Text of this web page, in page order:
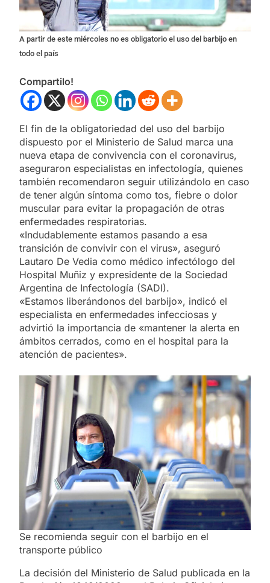
A partir de este miércoles no es obligatorio el uso del barbijo en
todo el país
Compartilo!
El fin de la obligatoriedad del uso del barbijo
dispuesto por el Ministerio de Salud marca una
nueva etapa de convivencia con el coronavirus,
aseguraron especialistas en infectología, quienes
también recomendaron seguir utilizándolo en caso
de tener algún síntoma como tos, fiebre o dolor
muscular para evitar la propagación de otras
enfermedades respiratorias.
«Indudablemente estamos pasando a esa
transición de convivir con el virus», aseguró
Lautaro De Vedia como médico infectólogo del
Hospital Muñiz y expresidente de la Sociedad
Argentina de Infectología (SADI).
«Estamos liberándonos del barbijo», indicó el
especialista en enfermedades infecciosas y
advirtió la importancia de «mantener la alerta en
ámbitos cerrados, como en el hospital para la
atención de pacientes».
Se recomienda seguir con el barbijo en el
transporte público
La decisión del Ministerio de Salud publicada en la